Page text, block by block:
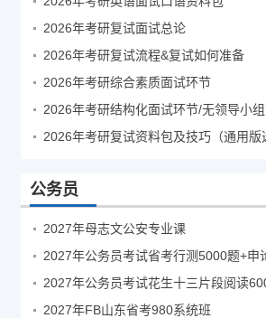
2026年考研复试面试总论
2026年考研复试流程&复试如何准备
2026年考研综合素质面试环节
2026年考研复试资料包及技巧（通用版
公务员
2027年母志文公安专业课
2027年公务员考试省考行测5000题+申
2027年公务员考试花生十三片段阅读
2027年FB山东省考980系统班